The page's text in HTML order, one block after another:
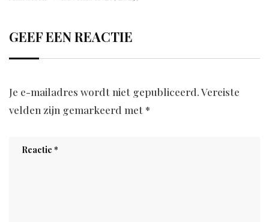
GEEF EEN REACTIE
Je e-mailadres wordt niet gepubliceerd.Vereiste
velden zijn gemarkeerd met *